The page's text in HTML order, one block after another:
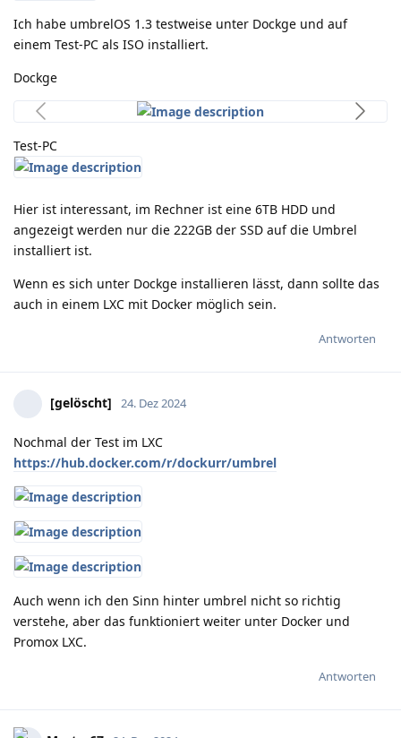
Ich habe umbrelOS 1.3 testweise unter Dockge und auf
einem Test-PC als ISO installiert.
Dockge
Test-PC
Hier ist interessant, im Rechner ist eine 6TB HDD und
angezeigt werden nur die 222GB der SSD auf die Umbrel
installiert ist.
Wenn es sich unter Dockge installieren lässt, dann sollte das
auch in einem LXC mit Docker möglich sein.
Antworten
[gelöscht] 24. Dez 2024
Nochmal der Test im LXC
https://hub.docker.com/r/dockurr/umbrel
Auch wenn ich den Sinn hinter umbrel nicht so richtig
verstehe, aber das funktioniert weiter unter Docker und
Promox LXC.
Antworten